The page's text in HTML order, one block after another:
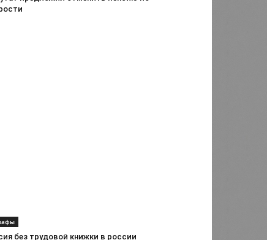
без трудовой книжки в россии